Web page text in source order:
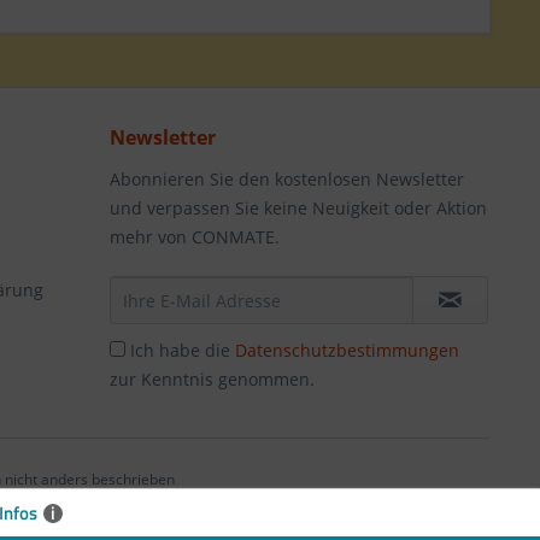
i
Newsletter
Abonnieren Sie den kostenlosen Newsletter
und verpassen Sie keine Neuigkeit oder Aktion
mehr von CONMATE.
Ich habe die Datenschutzbestimmungen
zur Kenntnis genommen.
anders beschrieben